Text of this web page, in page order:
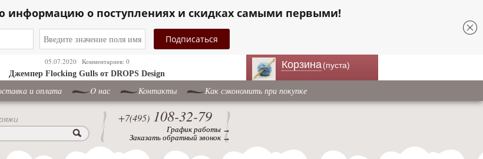
информацию о поступлениях и скидках самыми первыми!
05.07.2020
Комментариев: 0
Джемпер ​Flocking Gulls от DROPS Design
Корзина(пуста)
и оплата O нас Контакты Как сэкономить при покупке
+7(495) 108-32-79
График работы →
Заказать обратный звонок →